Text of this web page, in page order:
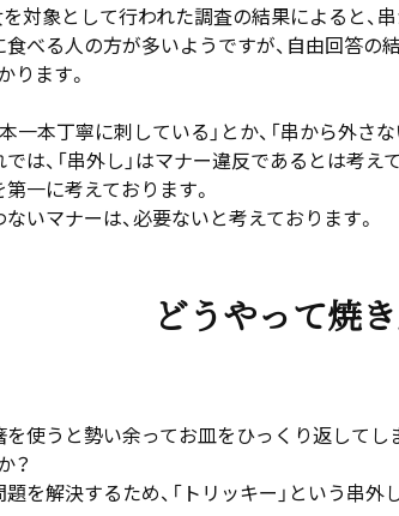
対象として行われた調査の結果によると、
べる人の方が多いようですが、自由回答の
ります。
一本丁寧に刺している」とか、「串から外
は、「串外し」はマナー違反であるとは考え
一に考えております。
いマナーは、必要ないと考えております。
どうやって焼
使うと勢い余ってお皿をひっくり返してし
？
を解決するため、「トリッキー」という串